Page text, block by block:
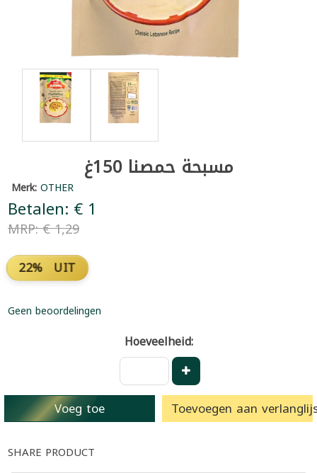
مسبحة حمصنا 150غ
Merk:OTHER
Betalen: € 1
MRP: € 1,29
22% UIT
Geen beoordelingen
Hoeveelheid:
Voeg toe Toevoegen aan
SHARE PRODUCT